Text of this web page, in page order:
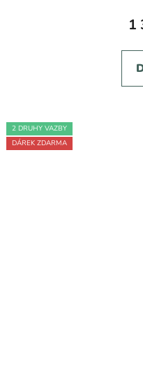
1
2 DRUHY VAZBY
DÁREK ZDARMA